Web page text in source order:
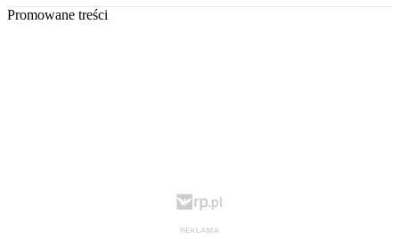
Promowane treści